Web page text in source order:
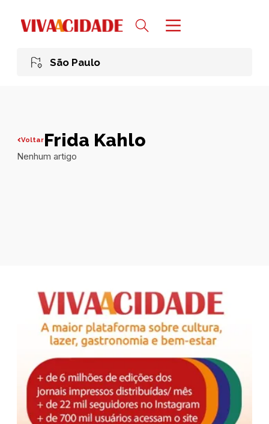
São Paulo
VoltarFrida Kahlo
Nenhum artigo